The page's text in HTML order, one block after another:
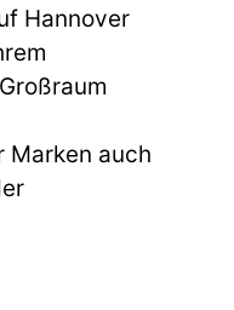
Hannover
Marken auch